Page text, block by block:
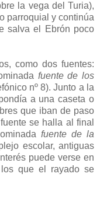
la vega del Turia),
parroquial y continúa
salva el Ebrón poco
como dos fuentes:
fuente de los
nº 8). Junto a la
a una caseta o
que iban de paso
se halla al final
fuente de la
escolar, antiguas
puede verse en
que el rayado se